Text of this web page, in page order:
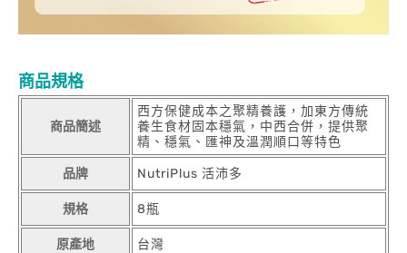
商品規格
商品簡述
西方保健成本之聚精養護，加東方傳統
養生食材固本穩氣，中西合併，提供聚
精、穩氣、匯神及溫潤順口等特色
品牌 NutriPlus 活沛多
規格 8瓶
原產地 台灣